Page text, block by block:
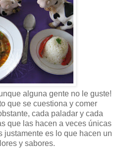
alguna gente no le guste!
que se cuestiona y comer
cada paladar y cada
que las hacen a veces únicas
justamente es lo que hacen un
y sabores.